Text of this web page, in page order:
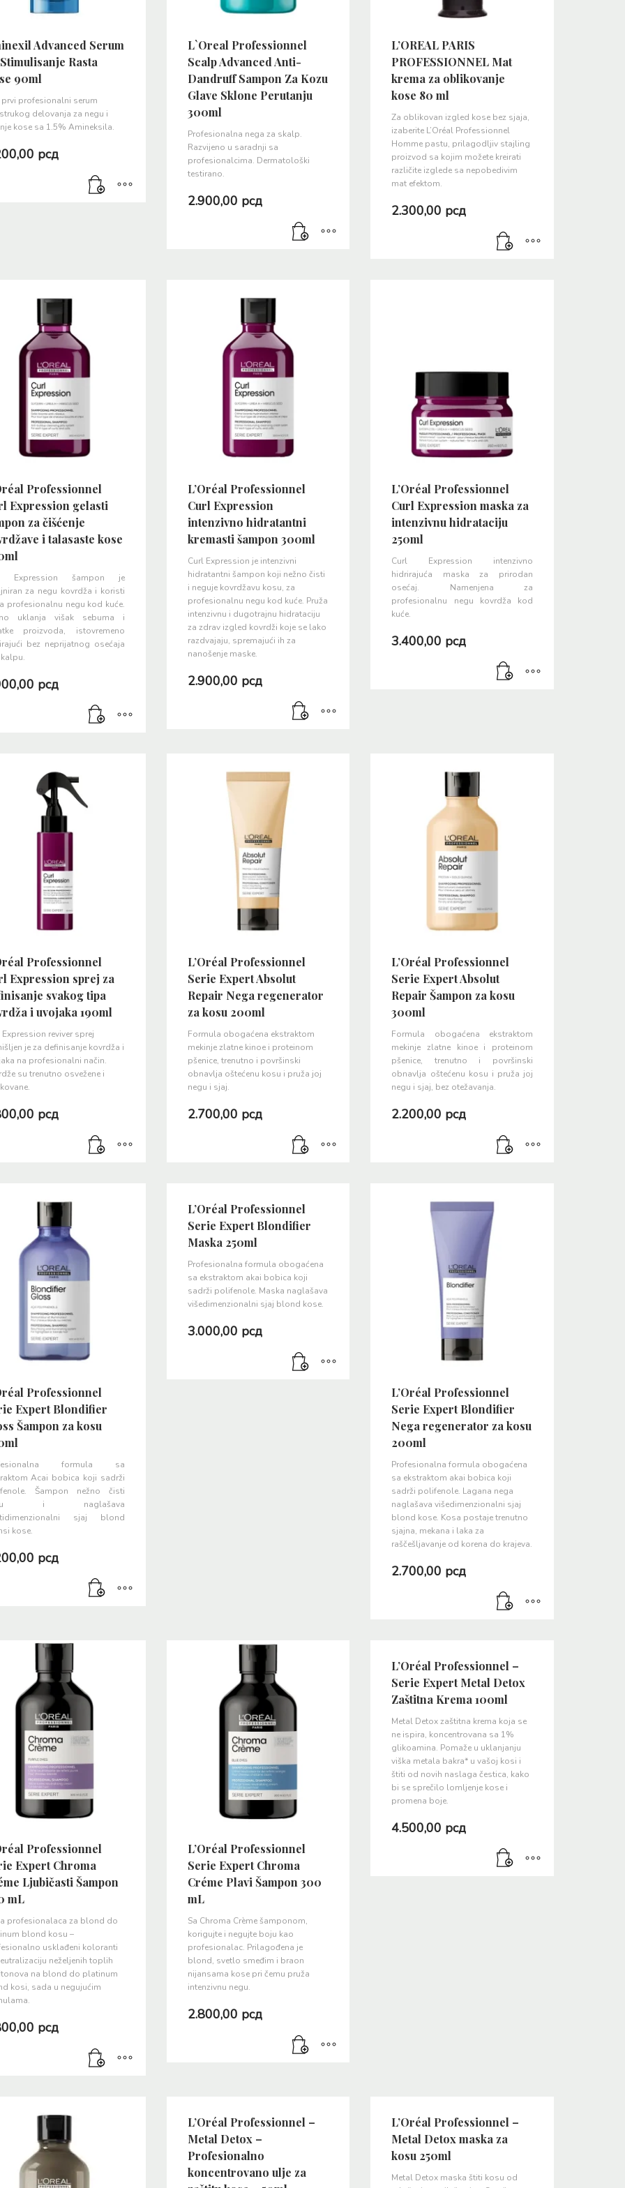
Advanced Serum
Rasta
90ml
prvi profesionalni serum
delovanja za negu i
kose sa 1.5% Amineksila.
рсд
L`Oreal Professionnel
Scalp Advanced Anti-
Dandruff Sampon Za Kozu
Glave Sklone Perutanju
300ml
Profesionalna nega za skalp.
Razvijeno u saradnji sa
profesionalcima. Dermatološki
testirano.
2.900,00 рсд
L’OREAL PARIS
PROFESSIONNEL Mat
krema za oblikovanje
kose 80 ml
Za oblikovan izgled kose bez sjaja,
izaberite L’Oréal Professionnel
Homme pastu, prilagodljiv stajling
proizvod sa kojim možete kreirati
različite izglede sa nepobedivim
mat efektom.
2.300,00 рсд
Professionnel
Expression gelasti
za čišćenje
i talasaste kose
Expression šampon je
za negu kovrdža i koristi
profesionalnu negu kod kuće.
uklanja višak sebuma i
proizvoda, istovremeno
bez neprijatnog osećaja
рсд
L’Oréal Professionnel
Curl Expression
intenzivno hidratantni
kremasti šampon 300ml
Curl Expression je intenzivni
hidratantni šampon koji nežno čisti
i neguje kovrdžavu kosu, za
profesionalnu negu kod kuće. Pruža
intenzivnu i dugotrajnu hidrataciju
za zdrav izgled kovrdži koje se lako
razdvajaju, spremajući ih za
nanošenje maske.
2.900,00 рсд
L’Oréal Professionnel
Curl Expression maska za
intenzivnu hidrataciju
250ml
Curl Expression intenzivno
hidrirajuća maska za prirodan
osećaj. Namenjena za
profesionalnu negu kovrdža kod
kuće.
3.400,00 рсд
Professionnel
Expression sprej za
svakog tipa
i uvojaka 190ml
Expression reviver sprej
je za definisanje kovrdža i
na profesionalni način.
su trenutno osvežene i
рсд
L’Oréal Professionnel
Serie Expert Absolut
Repair Nega regenerator
za kosu 200ml
Formula obogaćena ekstraktom
mekinje zlatne kinoe i proteinom
pšenice, trenutno i površinski
obnavlja oštećenu kosu i pruža joj
negu i sjaj.
2.700,00 рсд
L’Oréal Professionnel
Serie Expert Absolut
Repair Šampon za kosu
300ml
Formula obogaćena ekstraktom
mekinje zlatne kinoe i proteinom
pšenice, trenutno i površinski
obnavlja oštećenu kosu i pruža joj
negu i sjaj, bez otežavanja.
2.200,00 рсд
Professionnel
Expert Blondifier
Šampon za kosu
formula sa
Acai bobica koji sadrži
Šampon nežno čisti
i naglašava
sjaj blond
kose.
рсд
L’Oréal Professionnel
Serie Expert Blondifier
Maska 250ml
Profesionalna formula obogaćena
sa ekstraktom akai bobica koji
sadrži polifenole. Maska naglašava
višedimenzionalni sjaj blond kose.
3.000,00 рсд
L’Oréal Professionnel
Serie Expert Blondifier
Nega regenerator za kosu
200ml
Profesionalna formula obogaćena
sa ekstraktom akai bobica koji
sadrži polifenole. Lagana nega
naglašava višedimenzionalni sjaj
blond kose. Kosa postaje trenutno
sjajna, mekana i laka za
raščešljavanje od korena do krajeva.
2.700,00 рсд
Professionnel
Expert Chroma
Ljubičasti Šampon
mL
profesionalaca za blond do
blond kosu –
usklađeni koloranti
neželjenih toplih
na blond do platinum
kosi, sada u negujućim
рсд
L’Oréal Professionnel
Serie Expert Chroma
Créme Plavi Šampon 300
mL
Sa Chroma Crème šamponom,
korigujte i negujte boju kao
profesionalac. Prilagođena je
blond, svetlo smeđim i braon
nijansama kose pri čemu pruža
intenzivnu negu.
2.800,00 рсд
L’Oréal Professionnel –
Serie Expert Metal Detox
Zaštitna Krema 100ml
Metal Detox zaštitna krema koja se
ne ispira, koncentrovana sa 1%
glikoamina. Pomaže u uklanjanju
viška metala bakra* u vašoj kosi i
štiti od novih naslaga čestica, kako
bi se sprečilo lomljenje kose i
promena boje.
4.500,00 рсд
L’Oréal Professionnel –
Metal Detox –
Profesionalno
koncentrovano ulje za
L’Oréal Professionnel –
Metal Detox maska za
kosu 250ml
Metal Detox maska štiti kosu od